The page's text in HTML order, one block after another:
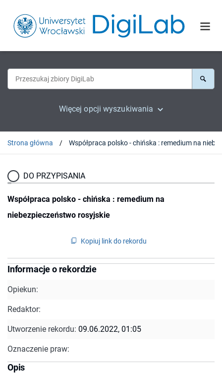
Więcej opcji wyszukiwania
Strona główna
DO PRZYPISANIA
Współpraca polsko - chińska : remedium na
niebezpieczeństwo rosyjskie
Kopiuj link do rekordu
Informacje o rekordzie
Opiekun:
Redaktor:
Utworzenie rekordu: 09.06.2022, 01:05
Oznaczenie praw:
Opis